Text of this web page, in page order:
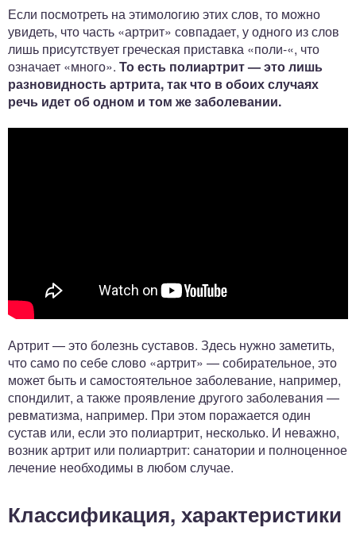
Если посмотреть на этимологию этих слов, то можно
увидеть, что часть «артрит» совпадает, у одного из слов
лишь присутствует греческая приставка «поли-«, что
означает «много». То есть полиартрит — это лишь
разновидность артрита, так что в обоих случаях
речь идет об одном и том же заболевании.
Артрит — это болезнь суставов. Здесь нужно заметить,
что само по себе слово «артрит» — собирательное, это
может быть и самостоятельное заболевание, например,
спондилит, а также проявление другого заболевания —
ревматизма, например. При этом поражается один
сустав или, если это полиартрит, несколько. И неважно,
возник артрит или полиартрит: санатории и полноценное
лечение необходимы в любом случае.
Классификация, характеристики